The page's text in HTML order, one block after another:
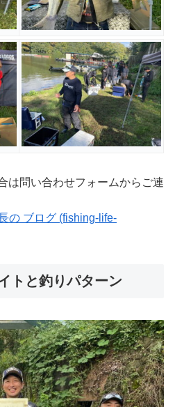
は問い合わせフォームからご連
の ブログ (fishing-life-
トと釣りパターン